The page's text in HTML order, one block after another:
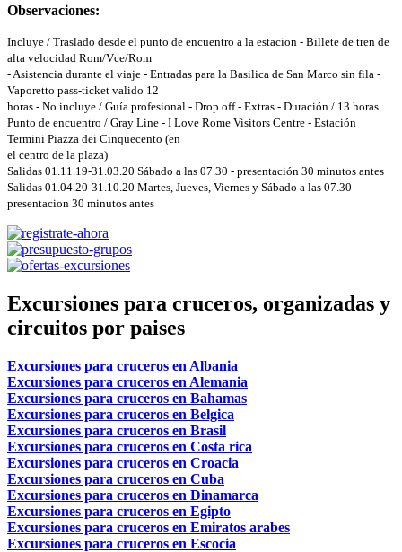
Observaciones:
Incluye / Traslado desde el punto de encuentro a la estacion - Billete de tren de
alta velocidad Rom/Vce/Rom
- Asistencia durante el viaje - Entradas para la Basilica de San Marco sin fila -
Vaporetto pass-ticket valido 12
horas - No incluye / Guía profesional - Drop off - Extras - Duración / 13 horas
Punto de encuentro / Gray Line - I Love Rome Visitors Centre - Estación
Termini Piazza dei Cinquecento (en
el centro de la plaza)
Salidas 01.11.19-31.03.20 Sábado a las 07.30 - presentación 30 minutos antes
Salidas 01.04.20-31.10.20 Martes, Jueves, Viernes y Sábado a las 07.30 -
presentacion 30 minutos antes
Excursiones para cruceros, organizadas y
circuitos por paises
Excursiones para cruceros en Albania
Excursiones para cruceros en Alemania
Excursiones para cruceros en Bahamas
Excursiones para cruceros en Belgica
Excursiones para cruceros en Brasil
Excursiones para cruceros en Costa rica
Excursiones para cruceros en Croacia
Excursiones para cruceros en Cuba
Excursiones para cruceros en Dinamarca
Excursiones para cruceros en Egipto
Excursiones para cruceros en Emiratos arabes
Excursiones para cruceros en Escocia